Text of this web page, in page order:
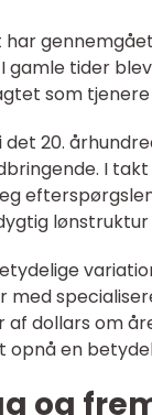
gamle tider
som
det 20.
I
lønstruktur
med
af dollars om
en
og